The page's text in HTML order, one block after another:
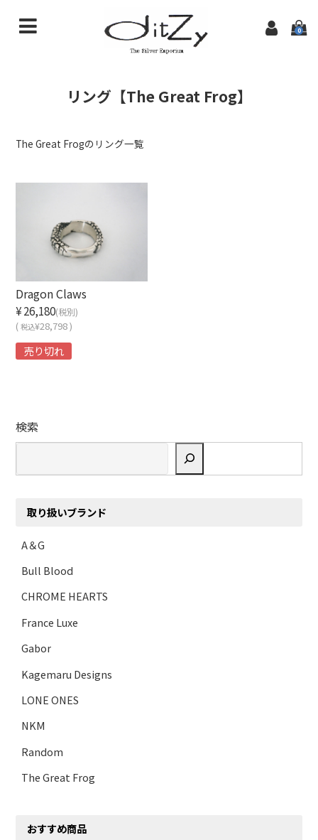
0
特定商取引法に基づく表記
リング【The Great Frog】
The Great Frogのリング一覧
Dragon Claws
¥26,180(税別)
(税込¥28,798 )
売り切れ
検索
取り扱いブランド
A＆G
Bull Blood
CHROME HEARTS
France Luxe
Gabor
Kagemaru Designs
LONE ONES
NKM
Random
The Great Frog
おすすめ商品